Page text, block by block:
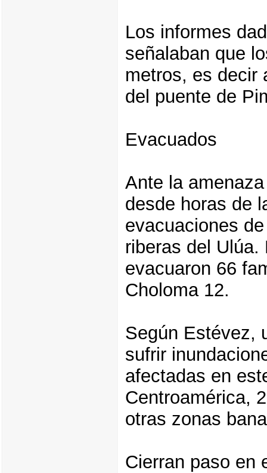
Los informes
señalaban que
metros, es decir
del puente de
Evacuados
Ante la
desde horas de
evacuaciones
riberas del
evacuaron 66
Choloma 12.
Según Estévez,
sufrir
afectadas en
Centroamérica,
otras zonas
Cierran paso en